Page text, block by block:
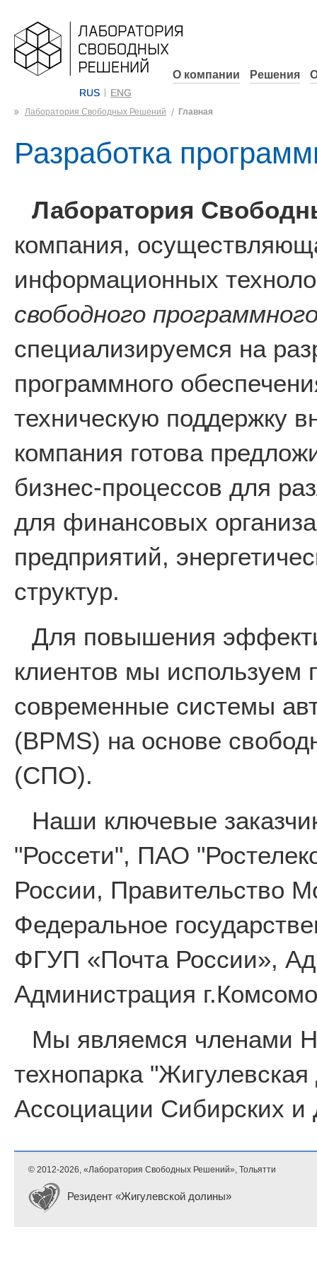
RUS ENG
О компании Решения
Лаборатория Свободных Решений Главная
Разработка
Лаборатория
компания,
информационных
свободного
специализируемся на
программного
техническую поддержку
компания готова
бизнес-процессов для
для финансовых
предприятий,
структур.
Для повышения
клиентов мы используем
современные системы
(BPMS) на основе
(СПО).
Наши ключевые
"Россети", ПАО
России, Правительство
Федеральное
ФГУП «Почта России»,
Администрация
Мы являемся членами
технопарка
Ассоциации Сибирских и
© 2012-2026, «Лаборатория Свободных Решений», Тольятти
Резидент «Жигулевской долины»